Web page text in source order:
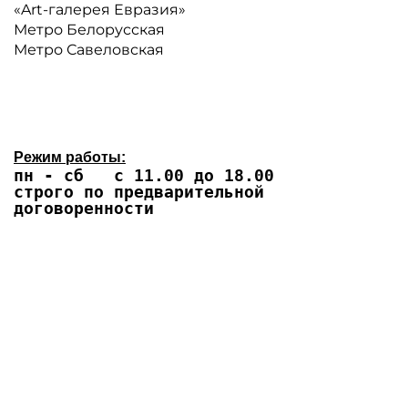
«Art-галерея Евразия»
Метро Белорусская
Метро Савеловская
Режим работы:
пн - сб с 11.00 до 18.00
строго по предварительной
договоренности